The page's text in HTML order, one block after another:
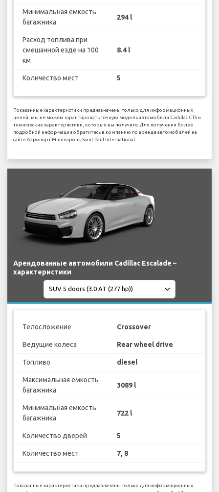
Минимальная емкость
багажника
294 l
Расход топлива при
смешанной езде на 100
км
8.4 l
Количество мест 5
Показанные характеристики предназначены только для информационных
целей, мы не можем гарантировать точную модель автомобиля Cadillac CTS и
технические характеристики, которые вы получите. Для получения более
подробной информации обратитесь в компанию по аренде автомобилей на
сайте Аэропорт Minneapolis-Saint Paul International.
Арендованные автомобили Cadillac Escalade –
характеристики
Телосложение Crossover
Ведущие колеса Rear wheel drive
Топливо diesel
Максимальная емкость
багажника
3089 l
Минимальная емкость
багажника
722 l
Количество дверей 5
Количество мест 7, 8
Показанные характеристики предназначены только для информационных